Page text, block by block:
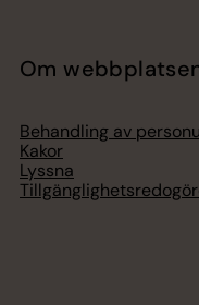
Om
Behandling av
Kakor
Lyssna